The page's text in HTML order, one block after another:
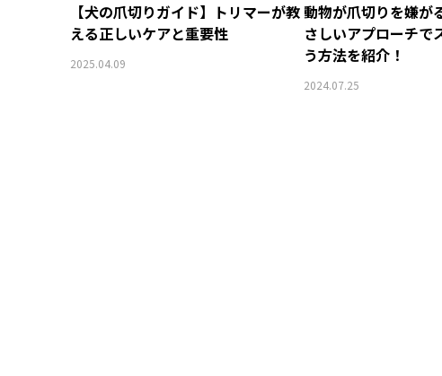
【犬の爪切りガイド】トリマーが教
える正しいケアと重要性
2025.04.09
動物が爪切りを嫌が
さしいアプローチで
う方法を紹介！
2024.07.25